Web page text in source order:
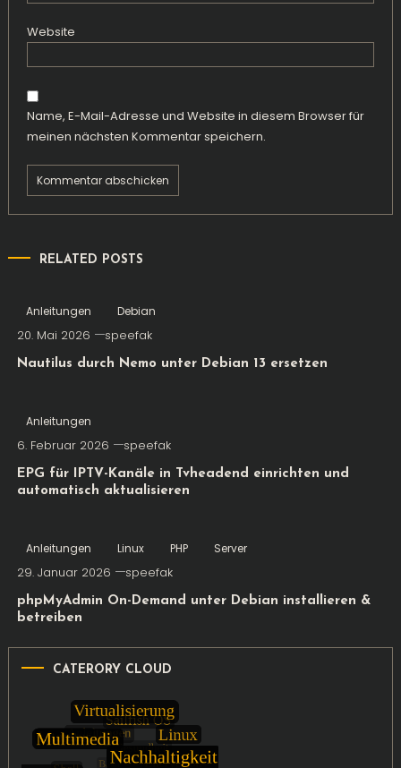
Website
Name, E-Mail-Adresse und Website in diesem Browser für
meinen nächsten Kommentar speichern.
RELATED POSTS
Anleitungen Debian
20. Mai 2026 speefak
Nautilus durch Nemo unter Debian 13 ersetzen
Anleitungen
6. Februar 2026 speefak
EPG für IPTV-Kanäle in Tvheadend einrichten und
automatisch aktualisieren
Anleitungen Linux PHP Server
29. Januar 2026 speefak
phpMyAdmin On-Demand unter Debian installieren &
betreiben
CATERORY CLOUD